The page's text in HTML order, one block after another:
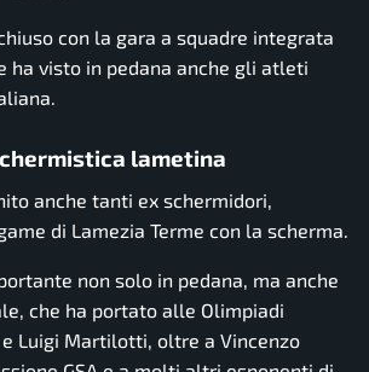
con la gara a squadre integrata
ha visto in pedana anche gli atleti
lametina
anche tanti ex schermidori,
di Lamezia Terme con la scherma.
non solo in pedana, ma anche
che ha portato alle Olimpiadi
e Luigi Martilotti, oltre a Vincenzo